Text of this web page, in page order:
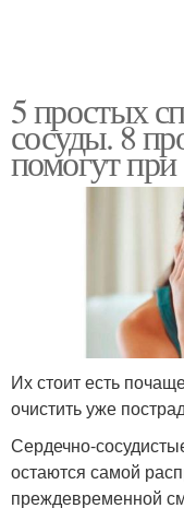
5 простых
сосуды. 8
помогут
Их стоит есть
очистить уже
Сердечно-
остаются самой
преждевременной